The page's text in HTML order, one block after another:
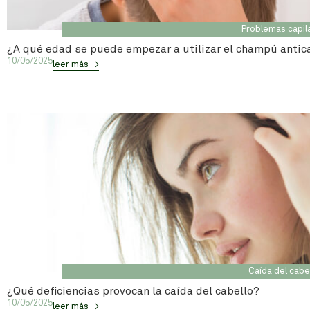
Problemas
¿A qué edad se puede empezar a utilizar el champú
10/05/2025leer más ->
Caída del
¿Qué deficiencias provocan la caída del cabello?
10/05/2025leer más ->